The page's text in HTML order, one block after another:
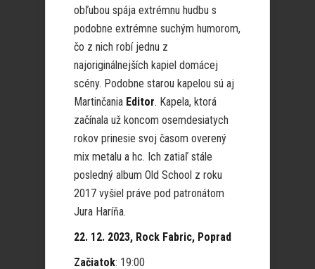
obľubou spája extrémnu hudbu s
podobne extrémne suchým humorom,
čo z nich robí jednu z
najoriginálnejších kapiel domácej
scény. Podobne starou kapelou sú aj
Martinčania Editor. Kapela, ktorá
začínala už koncom osemdesiatych
rokov prinesie svoj časom overený
mix metalu a hc. Ich zatiaľ stále
posledný album Old School z roku
2017 vyšiel práve pod patronátom
Jura Haríňa.
22. 12. 2023, Rock Fabric, Poprad
Začiatok: 19:00